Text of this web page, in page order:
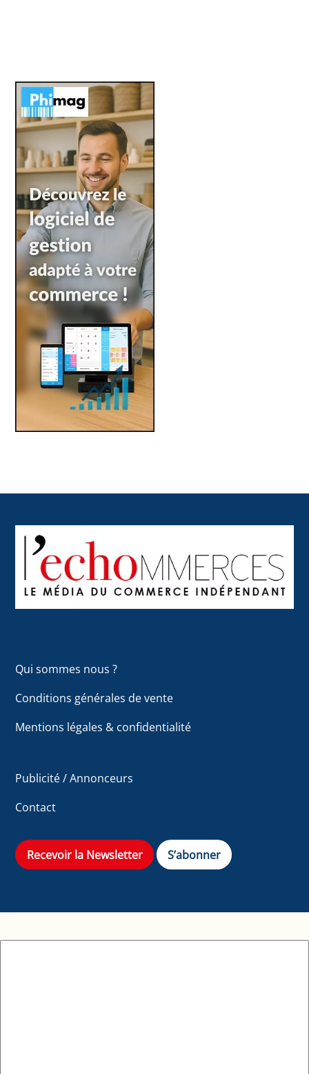
To
Top
Qui sommes nous ?
Conditions générales de vente
Mentions légales & confidentialité
Publicité / Annonceurs
Contact
Recevoir la Newsletter S’abonner